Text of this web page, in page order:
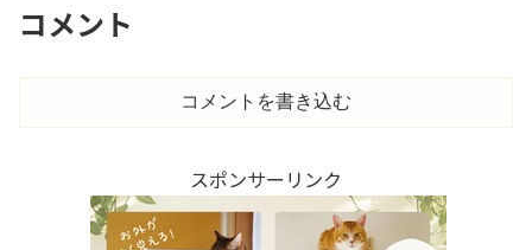
コメント
コメントを書き込む
スポンサーリンク